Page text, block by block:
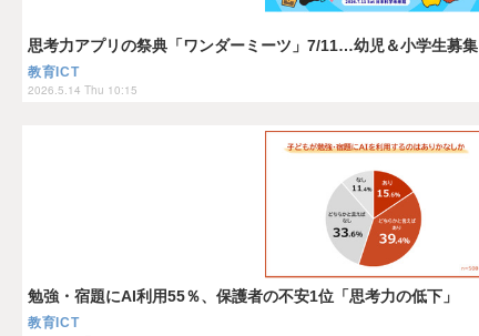
思考力アプリの祭典「ワンダーミーツ」7/11…幼児＆小学生募集
教育ICT
2026.5.14 Thu 10:15
勉強・宿題にAI利用55％、保護者の不安1位「思考力の低下」
教育ICT